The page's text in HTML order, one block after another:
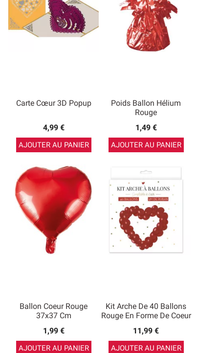
Carte Cœur 3D Popup
4,99 €
AJOUTER AU PANIER
Poids Ballon Hélium
Rouge
1,49 €
AJOUTER AU PANIER
Ballon Coeur Rouge
37x37 Cm
1,99 €
AJOUTER AU PANIER
Kit Arche De 40 Ballons
Rouge En Forme De Coeur
11,99 €
AJOUTER AU PANIER